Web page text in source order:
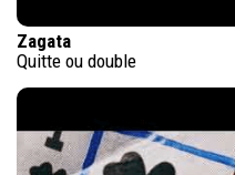
Zagata
Quitte ou double